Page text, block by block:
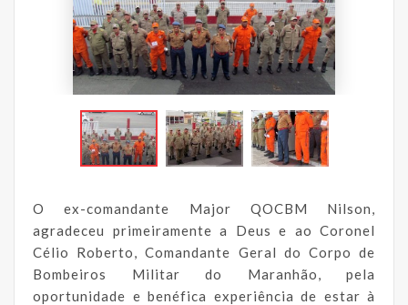
O ex-comandante Major QOCBM Nilson,
agradeceu primeiramente a Deus e ao Coronel
Célio Roberto, Comandante Geral do Corpo de
Bombeiros Militar do Maranhão, pela
oportunidade e benéfica experiência de estar à